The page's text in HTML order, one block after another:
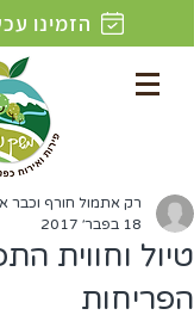
הזמינו
טיול וחווית
הפריחות
רק אתמול חורף וכבר
18 בפבר׳ 2017